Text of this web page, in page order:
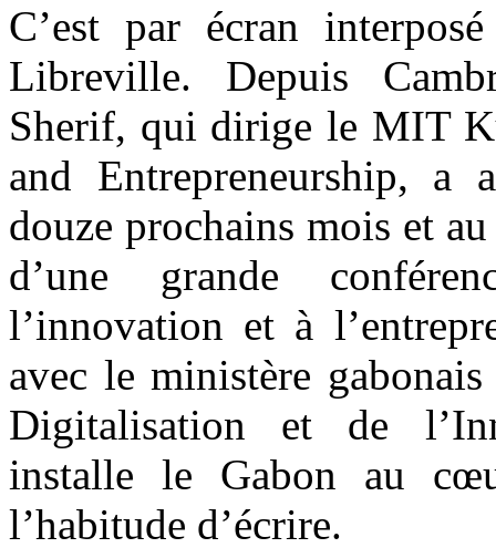
C’est par écran
Libreville. Depuis
Sherif, qui dirige le MIT
and Entrepreneurship, a
douze prochains mois et
d’une grande
l’innovation et à
avec le ministère
Digitalisation et de
installe le Gabon au
l’habitude d’écrire.